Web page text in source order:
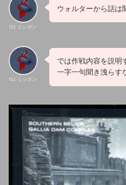
G1 ミシガン
ウォルターから話は
G1 ミシガン
では作戦内容を説明
一字一句聞き洩らす